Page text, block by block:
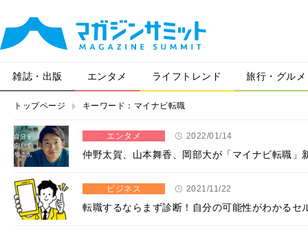
雑誌・出版 エンタメ ライフトレンド 旅行・グルメ
トップページ キーワード：マイナビ転職
エンタメ 2022/01/14
仲野太賀、山本舞香、岡部大が「マイナビ転職
ビジネス 2021/11/22
転職するならまず診断！自分の可能性がわかるセ